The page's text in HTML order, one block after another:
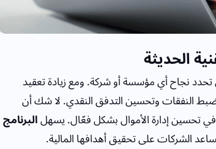
الحديثة
تحدد نجاح أي مؤسسة أو شركة. ومع زيادة تعقيد
النفقات وتحسين التدفق النقدي. لا شك أن
تحسين إدارة الأموال بشكل فعّال. يسهلالبرنامج
الشركات على تحقيق أهدافها المالية.